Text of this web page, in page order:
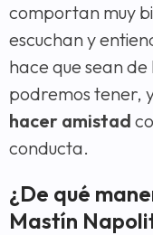
comportan muy
escuchan y
hace que sean
podremos tener,
hacer amistad
conducta.
¿De qué
Mastín